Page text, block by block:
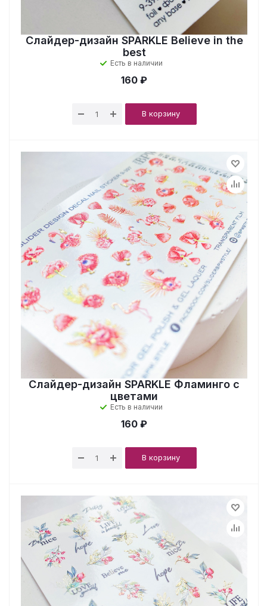
Слайдер-дизайн SPARKLE Believe in the
best
Есть в наличии
160 ₽
В корзину
Слайдер-дизайн SPARKLE Фламинго с
цветами
Есть в наличии
160 ₽
В корзину